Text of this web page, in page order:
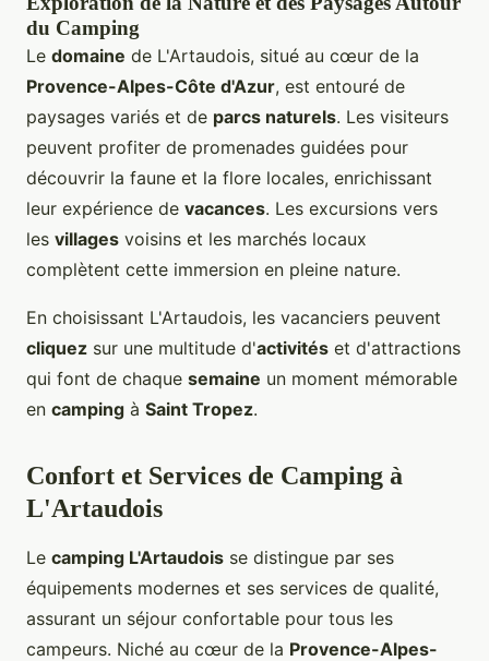
du Camping
Le domaine de L'Artaudois, situé au cœur de la
Provence-Alpes-Côte d'Azur, est entouré de
paysages variés et de parcs naturels. Les visiteurs
peuvent profiter de promenades guidées pour
découvrir la faune et la flore locales, enrichissant
leur expérience de vacances. Les excursions vers
les villages voisins et les marchés locaux
complètent cette immersion en pleine nature.
En choisissant L'Artaudois, les vacanciers peuvent
cliquez sur une multitude d'activités et d'attractions
qui font de chaque semaine un moment mémorable
en camping à Saint Tropez.
Confort et Services de Camping à
L'Artaudois
Le camping L'Artaudois se distingue par ses
équipements modernes et ses services de qualité,
assurant un séjour confortable pour tous les
campeurs. Niché au cœur de la Provence-Alpes-